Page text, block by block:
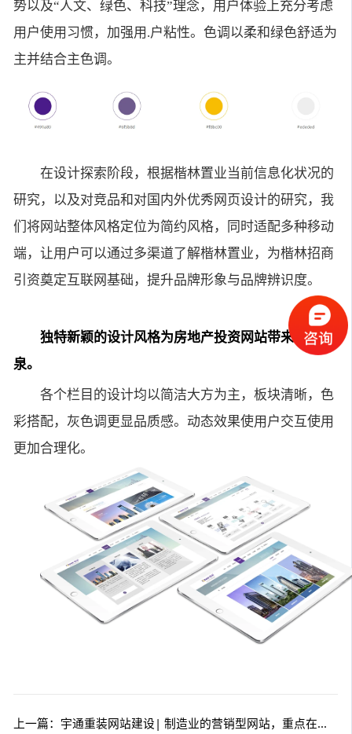
势以及“人文、绿色、科技”理念，用户体验上充分考虑
用户使用习惯，加强用.户粘性。色调以柔和绿色舒适为
主并结合主色调。
在设计探索阶段，根据楷林置业当前信息化状况的
研究，以及对竞品和对国内外优秀网页设计的研究，我
们将网站整体风格定位为简约风格，同时适配多种移动
端，让用户可以通过多渠道了解楷林置业，为楷林招商
引资奠定互联网基础，提升品牌形象与品牌辨识度。
独特新颖的设计风格为房地产投资网站带来一股清
泉。
各个栏目的设计均以简洁大方为主，板块清晰，色
彩搭配，灰色调更显品质感。动态效果使用户交互使用
更加合理化。
上一篇：宇通重装网站建设| 制造业的营销型网站，重点在哪里？